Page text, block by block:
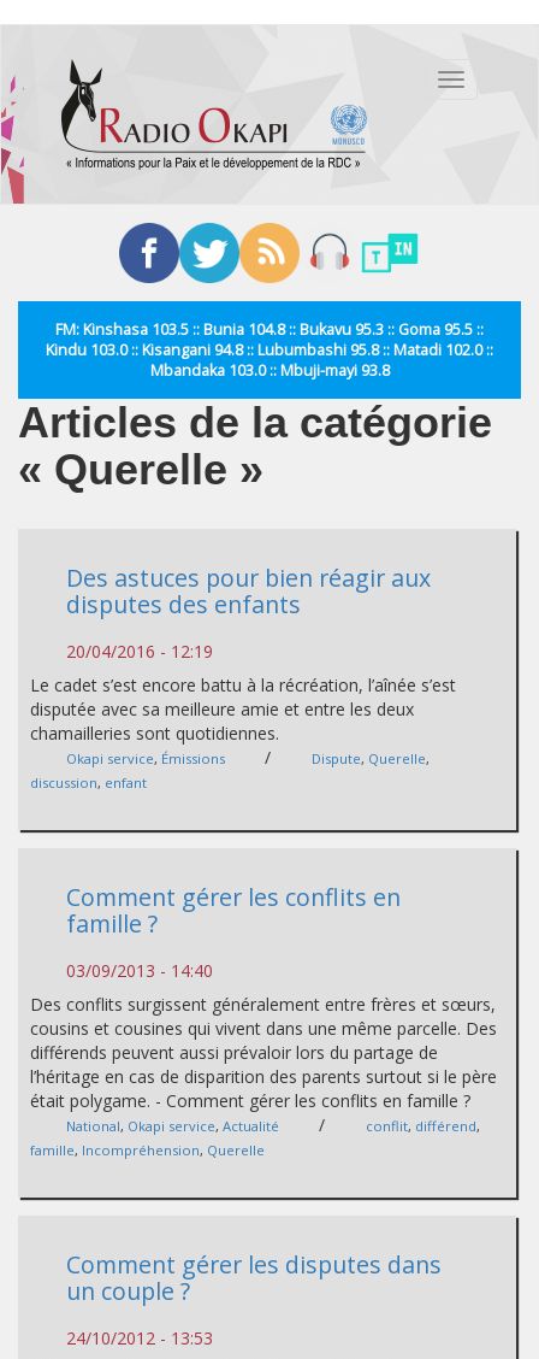
contenu
principal
Toggle
FM: Kinshasa 103.5 :: Bunia 104.8 :: Bukavu 95.3 :: Goma 95.5 ::
Kindu 103.0 :: Kisangani 94.8 :: Lubumbashi 95.8 :: Matadi 102.0 ::
Mbandaka 103.0 :: Mbuji-mayi 93.8
Articles de la catégorie
« Querelle »
Des astuces pour bien réagir aux
disputes des enfants
20/04/2016 - 12:19
Le cadet s’est encore battu à la récréation, l’aînée s’est
disputée avec sa meilleure amie et entre les deux
chamailleries sont quotidiennes.
Okapi service, Émissions / Dispute, Querelle,
discussion, enfant
Comment gérer les conflits en
famille ?
03/09/2013 - 14:40
Des conflits surgissent généralement entre frères et sœurs,
cousins et cousines qui vivent dans une même parcelle. Des
différends peuvent aussi prévaloir lors du partage de
l’héritage en cas de disparition des parents surtout si le père
était polygame. - Comment gérer les conflits en famille ?
National, Okapi service, Actualité / conflit, différend,
famille, Incompréhension, Querelle
Comment gérer les disputes dans
un couple ?
24/10/2012 - 13:53